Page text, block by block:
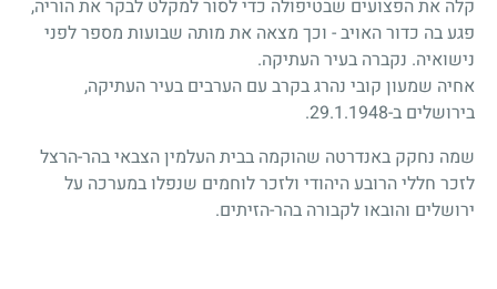
קלה את הפצועים שבטיפולה כדי לסור למקלט לבקר את הוריה,
פגע בה כדור האויב - וכך מצאה את מותה שבועות מספר לפני
נישואיה. נקברה בעיר העתיקה.
אחיה שמעון קובי נהרג בקרב עם הערבים בעיר העתיקה,
בירושלים ב-29.1.1948.
שמה נחקק באנדרטה שהוקמה בבית העלמין הצבאי בהר-הרצל
לזכר חללי הרובע היהודי ולזכר לוחמים שנפלו במערכה על
ירושלים והובאו לקבורה בהר-הזיתים.